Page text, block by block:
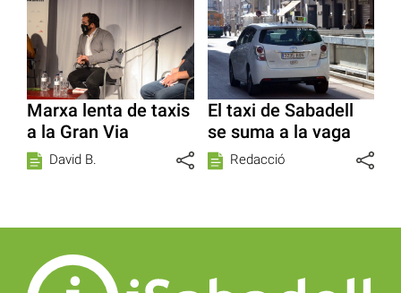
Marxa lenta de taxis
a la Gran Via
David B.
El taxi de Sabadell
se suma a la vaga
Redacció